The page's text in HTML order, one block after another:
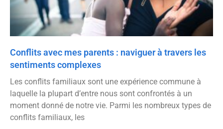
Conflits avec mes parents : naviguer à travers les
sentiments complexes
Les conflits familiaux sont une expérience commune à
laquelle la plupart d’entre nous sont confrontés à un
moment donné de notre vie. Parmi les nombreux types de
conflits familiaux, les